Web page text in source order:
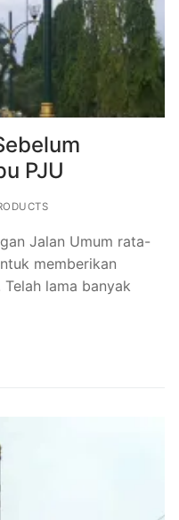
PJU
Jalan Umum rata-
memberikan
lama banyak